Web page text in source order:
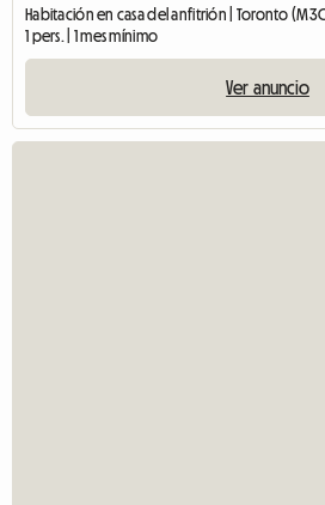
Habitación en casa del anfitrión | Toronto
1 pers. | 1 mes mínimo
Ver anuncio